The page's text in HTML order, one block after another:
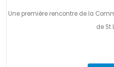
Une première rencontre de la
de St